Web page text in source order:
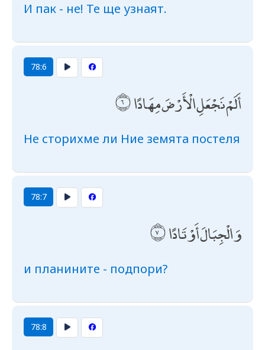
И пак - не! Те ще узнаят.
78:6
أَلَمْ نَجْعَلِ الْأَرْضَ مِهَادًا
Не сторихме ли Ние земята постеля
78:7
وَالْجِبَالَ أَوْتَادًا
и планините - подпори?
78:8